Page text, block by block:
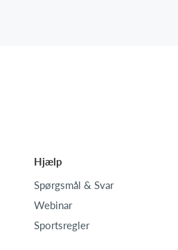
Hjælp
Spørgsmål & Svar
Webinar
Sportsregler